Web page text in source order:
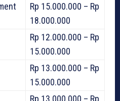
Rp 15.000.000 – Rp
18.000.000
Rp 12.000.000 – Rp
15.000.000
Rp 13.000.000 – Rp
15.000.000
Rp 13.000.000 – Rp